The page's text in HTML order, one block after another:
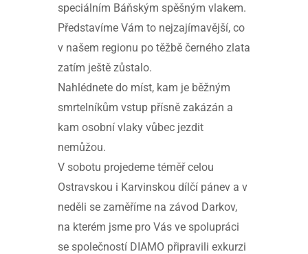
speciálním Báňským spěšným vlakem.
Představíme Vám to nejzajímavější, co
v našem regionu po těžbě černého zlata
zatím ještě zůstalo.
Nahlédnete do míst, kam je běžným
smrtelníkům vstup přísně zakázán a
kam osobní vlaky vůbec jezdit
nemůžou.
V sobotu projedeme téměř celou
Ostravskou i Karvinskou dílčí pánev a v
neděli se zaměříme na závod Darkov,
na kterém jsme pro Vás ve spolupráci
se společností DIAMO připravili exkurzi